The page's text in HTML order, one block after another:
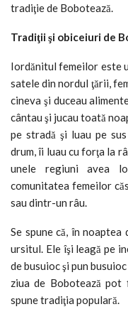
tradiţie de Bobotează.
Tradiţii şi obiceiuri de
Iordănitul femeilor este
satele din nordul ţării,
cineva şi duceau
cântau şi jucau toată
pe stradă şi luau pe
drum, îi luau cu forţa la
unele regiuni avea
comunitatea femeilor
sau dintr-un râu.
Se spune că, în
ursitul. Ele îşi leagă pe
de busuioc şi pun
ziua de Bobotează
spune tradiţia populară.